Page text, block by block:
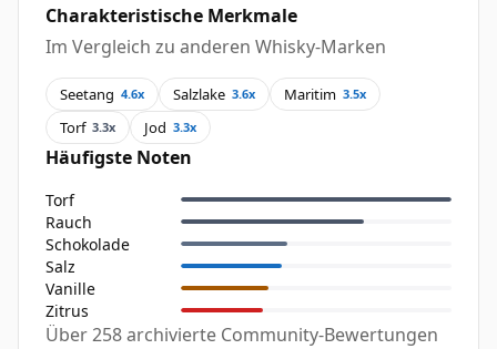
Charakteristische Merkmale
Im Vergleich zu anderen Whisky-Marken
Seetang 4.6x Salzlake 3.6x Maritim 3.5x
Torf 3.3x Jod 3.3x
Häufigste Noten
Torf
Rauch
Schokolade
Salz
Vanille
Zitrus
Über 258 archivierte Community-Bewertungen